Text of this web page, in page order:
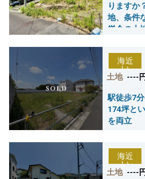
りますか
地、条件
鎌倉の土
海近
い
土地 ----円
駅徒歩7
174坪と
を両立
海近
い
土地 ----円